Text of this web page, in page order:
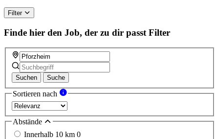
this
field
Filter
Finde hier den Job, der zu dir passt Filter
Suchen Suche
Sortieren nach
Abstände
Innerhalb 10 km 0